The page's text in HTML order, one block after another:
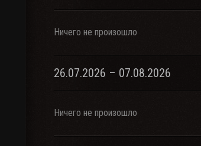
Ничего не произошло
26.07.2026 – 07.08.2026
Ничего не произошло